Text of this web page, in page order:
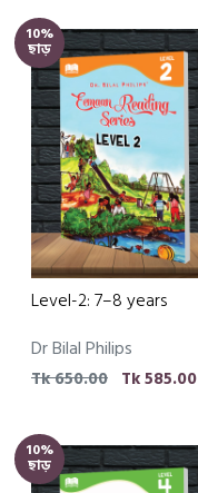
10%
ছাড়
Level-2: 7–8 years
Dr Bilal Philips
Tk 650.00 Tk 585.00
10%
ছাড়